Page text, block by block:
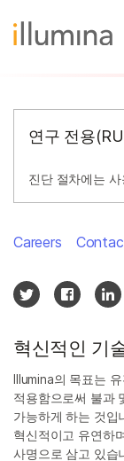
연구 전용
진단 절차에는
혁신적인 기
Illumina의 목표는
적용함으로써 불과
가능하게 하는 것입
혁신적이고 유연하
사명으로 삼고 있습
Careers